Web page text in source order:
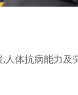
抗病能力及